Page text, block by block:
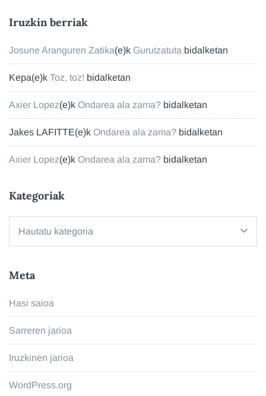
Iruzkin berriak
Josune Aranguren Zatika(e)k Gurutzatuta bidalketan
Kepa(e)k Toz, toz! bidalketan
Axier Lopez(e)k Ondarea ala zama? bidalketan
Jakes LAFITTE(e)k Ondarea ala zama? bidalketan
Axier Lopez(e)k Ondarea ala zama? bidalketan
Kategoriak
Meta
Hasi saioa
Sarreren jarioa
Iruzkinen jarioa
WordPress.org